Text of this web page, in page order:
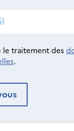
le traitement des
.